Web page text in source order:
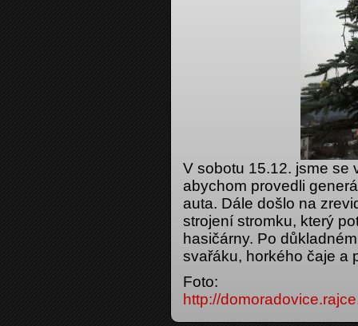
V sobotu 15.12. jsme se
abychom provedli
auta. Dále došlo na
strojení stromku, který
hasičárny. Po
svařáku, horkého čaje a
Foto:
http://